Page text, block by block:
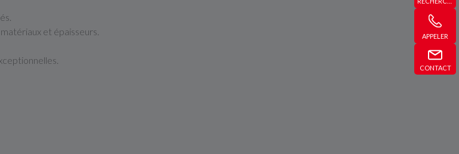
APPELER
CONTACT
et épaisseurs.